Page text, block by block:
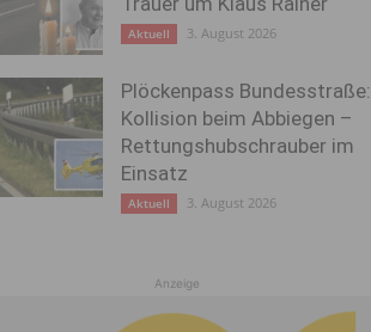
Aktuell 3. August 2026
Plöckenpass Bundesstraße:
Kollision beim Abbiegen –
Rettungshubschrauber im
Einsatz
Aktuell 3. August 2026
Anzeige